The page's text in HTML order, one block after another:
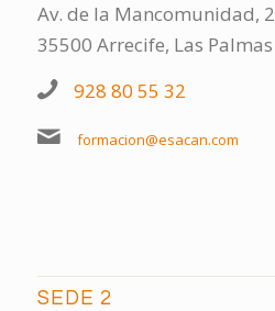
Av. de la Mancomunidad, 2
35500 Arrecife, Las Palmas
928 80 55 32
formacion@esacan.com
SEDE 2